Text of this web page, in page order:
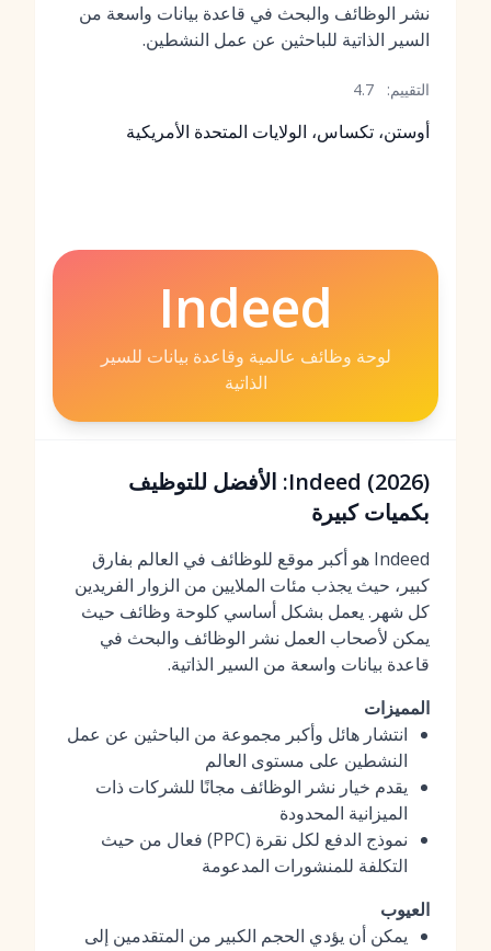
نشر الوظائف والبحث في قاعدة بيانات واسعة من
السير الذاتية للباحثين عن عمل النشطين.
التقييم: 4.7
أوستن، تكساس، الولايات المتحدة الأمريكية
Indeed
لوحة وظائف عالمية وقاعدة بيانات للسير
الذاتية
Indeed (2026): الأفضل للتوظيف
بكميات كبيرة
Indeed هو أكبر موقع للوظائف في العالم بفارق
كبير، حيث يجذب مئات الملايين من الزوار الفريدين
كل شهر. يعمل بشكل أساسي كلوحة وظائف حيث
يمكن لأصحاب العمل نشر الوظائف والبحث في
قاعدة بيانات واسعة من السير الذاتية.
المميزات
انتشار هائل وأكبر مجموعة من الباحثين عن عمل
النشطين على مستوى العالم
يقدم خيار نشر الوظائف مجانًا للشركات ذات
الميزانية المحدودة
نموذج الدفع لكل نقرة (PPC) فعال من حيث
التكلفة للمنشورات المدعومة
العيوب
يمكن أن يؤدي الحجم الكبير من المتقدمين إلى